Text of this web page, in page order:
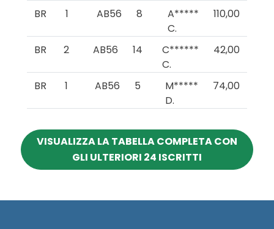
BR 1 AB56 8
A*****
C.
110,00
BR 2 AB56 14
C******
C.
42,00
BR 1 AB56 5
M*****
D.
74,00
VISUALIZZA LA TABELLA COMPLETA CON
GLI ULTERIORI 24 ISCRITTI